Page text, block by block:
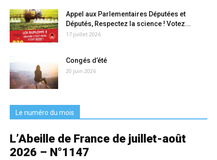
Appel aux Parlementaires Députées et
Députés, Respectez la science ! Votez...
17 juillet 2026
Congés d’été
20 juin 2026
Le numéro du mois
L’Abeille de France de juillet-août
2026 – N°1147